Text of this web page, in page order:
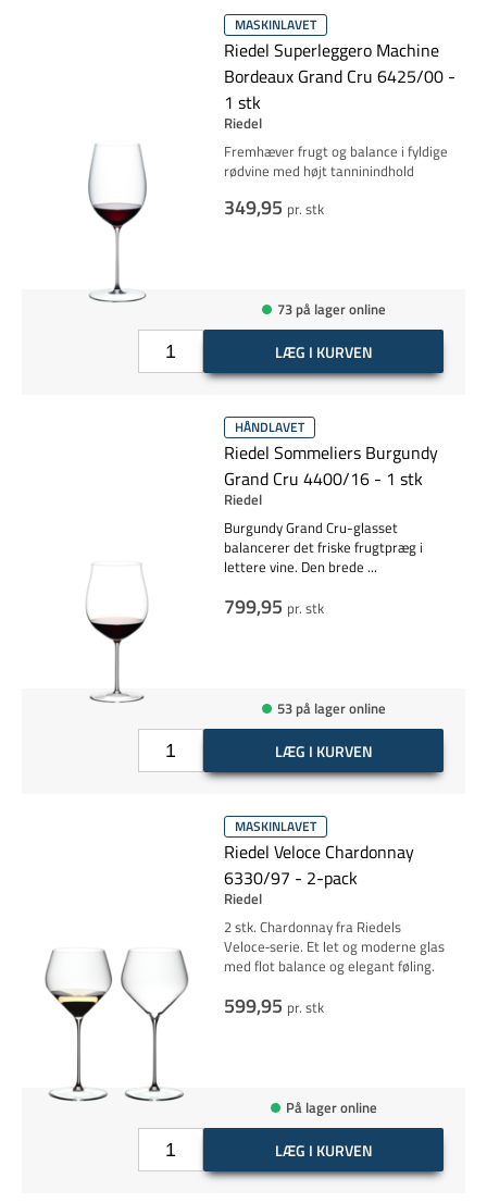
MASKINLAVET
Riedel Superleggero Machine
Bordeaux Grand Cru 6425/00 -
1 stk
Riedel
Fremhæver frugt og balance i fyldige
rødvine med højt tanninindhold
349,95 pr. stk
73 på lager online
LÆG I KURVEN
HÅNDLAVET
Riedel Sommeliers Burgundy
Grand Cru 4400/16 - 1 stk
Riedel
Burgundy Grand Cru-glasset
balancerer det friske frugtpræg i
lettere vine. Den brede ...
799,95 pr. stk
53 på lager online
LÆG I KURVEN
MASKINLAVET
Riedel Veloce Chardonnay
6330/97 - 2-pack
Riedel
2 stk. Chardonnay fra Riedels
Veloce‑serie. Et let og moderne glas
med flot balance og elegant føling.
599,95 pr. stk
På lager online
LÆG I KURVEN